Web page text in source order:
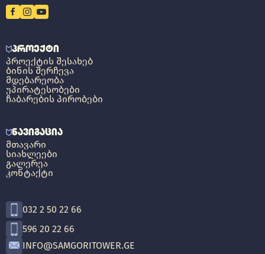
ᲞᲠᲝᲔᲥᲢᲘ
ᲞᲠᲝᲔᲥᲢᲘᲡ ᲨᲔᲡᲐᲮᲔᲑ
ᲑᲘᲜᲘᲡ ᲨᲔᲠᲩᲔᲕᲐ
ᲛᲓᲔᲑᲐᲠᲔᲝᲑᲐ
ᲣᲞᲘᲠᲐᲢᲔᲡᲝᲑᲔᲑᲘ
ᲩᲐᲑᲐᲠᲔᲑᲘᲡ ᲞᲘᲠᲝᲑᲔᲑᲘ
ᲜᲐᲕᲘᲒᲐᲪᲘᲐ
ᲛᲗᲐᲕᲐᲠᲘ
ᲡᲘᲐᲮᲚᲔᲔᲑᲘ
ᲒᲐᲚᲔᲠᲔᲐ
ᲙᲝᲜᲢᲐᲥᲢᲘ
032 2 50 22 66
596 20 22 66
INFO@SAMGORITOWER.GE